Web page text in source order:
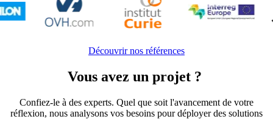
Découvrir nos références
Vous avez un projet ?
Confiez-le à des experts. Quel que soit l'avancement de votre
réflexion, nous analysons vos besoins pour déployer des solutions